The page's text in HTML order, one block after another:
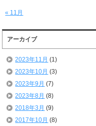
« 11月
アーカイブ
2023年11月 (1)
2023年10月 (3)
2023年9月 (7)
2023年8月 (8)
2018年3月 (9)
2017年10月 (8)